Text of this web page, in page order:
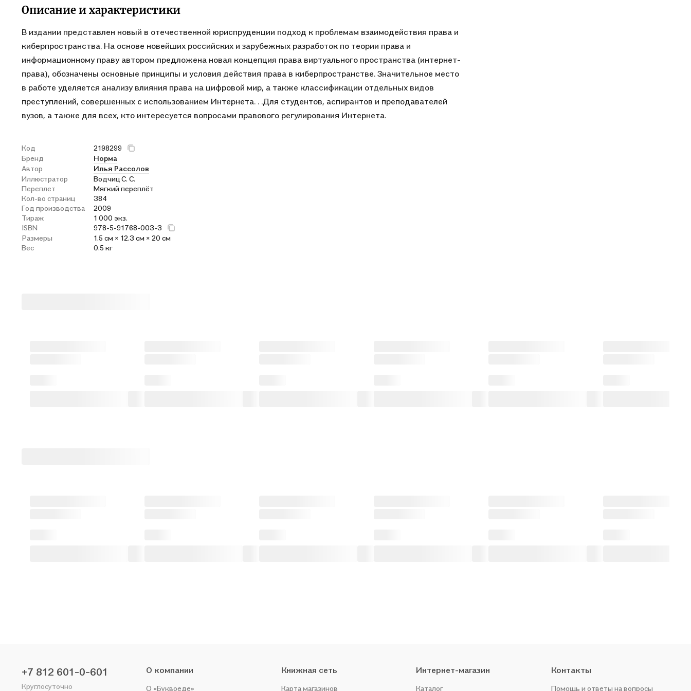
Описание и характеристики
В издании представлен новый в отечественной юриспруденции подход к проблемам взаимодействия права и
киберпространства. На основе новейших российских и зарубежных разработок по теории права и
информационному праву автором предложена новая концепция права виртуального пространства (интернет-
права), обозначены основные принципы и условия действия права в киберпространстве. Значительное место
в работе уделяется анализу влияния права на цифровой мир, а также классификации отдельных видов
преступлений, совершенных с использованием Интернета. . .Для студентов, аспирантов и преподавателей
вузов, а также для всех, кто интересуется вопросами правового регулирования Интернета.
Код
2198299
Бренд
Норма
Автор
Илья Рассолов
Иллюстратор
Водчиц С. С.
Переплет
Мягкий переплёт
Кол-во страниц
384
Год производства
2009
Тираж
1 000 экз.
ISBN
978-5-91768-003-3
Размеры
1.5 см × 12.3 см × 20 см
Вес
0.5 кг
+7 812 601-0-601
Круглосуточно
О компании
О «Буквоеде»
Книжная сеть
Карта магазинов
Интернет-магазин
Каталог
Контакты
Помощь и ответы на вопросы